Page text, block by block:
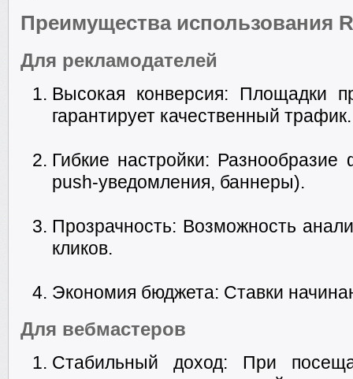
Преимущества использования
Для рекламодателей
Высокая конверсия: Площадки
гарантирует качественный трафик.
Гибкие настройки:
push-уведомления, баннеры).
Прозрачность: Возможность
кликов.
Экономия бюджета: Ставки
Для вебмастеров
Стабильный доход: При